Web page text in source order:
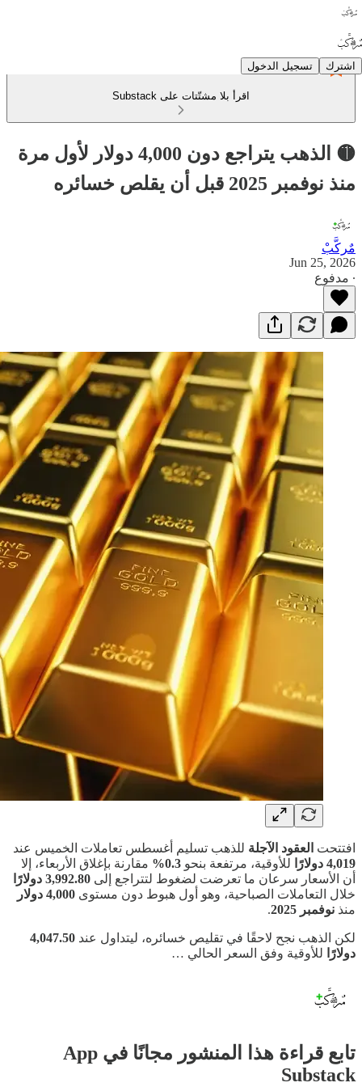
اشترك تسجيل الدخول
اقرأ بلا مشتّتات على Substack
🟡 الذهب يتراجع دون 4,000 دولار لأول مرة
منذ نوفمبر 2025 قبل أن يقلص خسائره
مٌركَّبْ
Jun 25, 2026
∙ مدفوع
افتتحت العقود الآجلة للذهب تسليم أغسطس تعاملات الخميس عند
4,019 دولارًا
للأوقية، مرتفعة بنحو 0.3%
مقارنة بإغلاق الأربعاء، إلا
أن الأسعار سرعان ما تعرضت لضغوط لتتراجع إلى 3,992.80 دولارًا
خلال التعاملات الصباحية، وهو أول هبوط دون مستوى 4,000 دولار
منذ نوفمبر 2025 .
لكن الذهب نجح لاحقًا في تقليص خسائره، ليتداول عند 4,047.50
دولارًا
للأوقية وفق السعر الحالي …
تابع قراءة هذا المنشور مجانًا في App
Substack